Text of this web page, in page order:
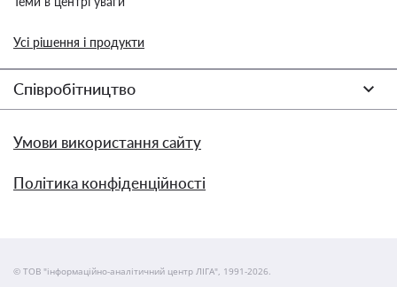
Усі рішення і продукти
Співробітництво
Умови використання сайту
Політика конфіденційності
© ТОВ "інформаційно-аналітичний центр ЛІГА", 1991-2026.